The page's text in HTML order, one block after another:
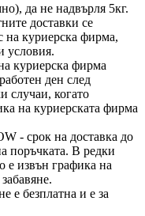
да не надвърля 5кг.
доставки се
на куриерска фирма,
условия.
куриерска фирма
ден след
случаи, когато
на куриерската фирма
- срок на доставка до
поръчката. В редки
е извън графика на
е безплатна и е за